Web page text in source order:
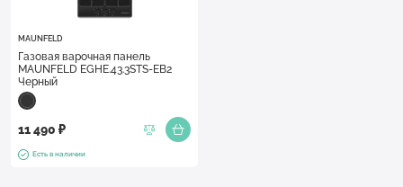
MAUNFELD
Газовая варочная панель
MAUNFELD EGHE.43.3STS-EB2
Черный
11 490 ₽
Есть в наличии